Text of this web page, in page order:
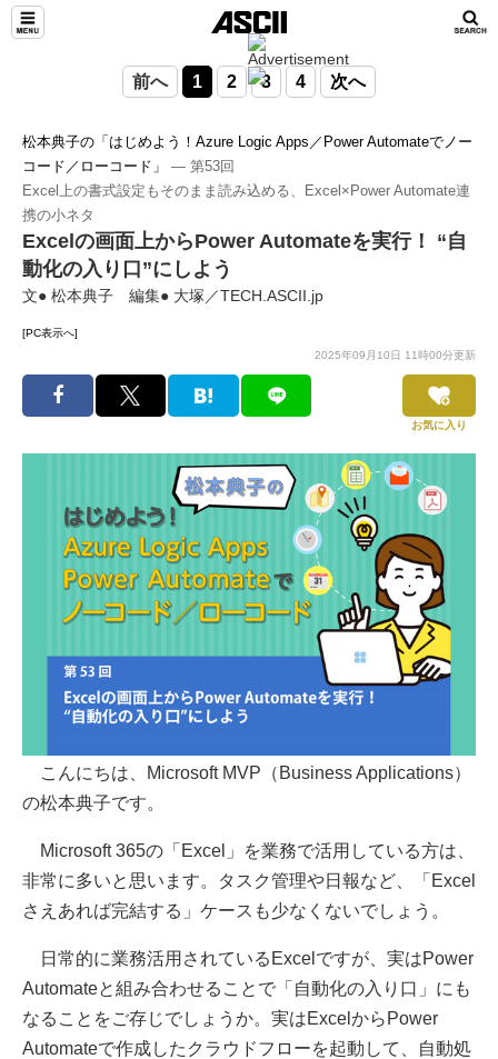
前へ 1 2 3 4 次へ
松本典子の「はじめよう！Azure Logic Apps／Power Automateでノー
コード／ローコード」 ― 第53回
Excel上の書式設定もそのまま読み込める、Excel×Power Automate連
携の小ネタ
Excelの画面上からPower Automateを実行！ “自
動化の入り口”にしよう
文● 松本典子 編集● 大塚／TECH.ASCII.jp
[PC表示へ]
2025年09月10日 11時00分更新
お気に入り
こんにちは、Microsoft MVP（Business Applications）
の松本典子です。
Microsoft 365の「Excel」を業務で活用している方は、
非常に多いと思います。タスク管理や日報など、「Excel
さえあれば完結する」ケースも少なくないでしょう。
日常的に業務活用されているExcelですが、実はPower
Automateと組み合わせることで「自動化の入り口」にも
なることをご存じでしょうか。実はExcelからPower
Automateで作成したクラウドフローを起動して、自動処